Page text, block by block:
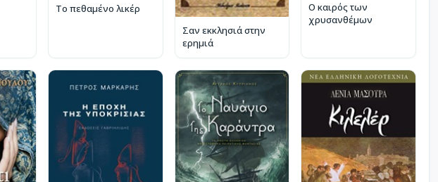
Το πεθαμένο λικέρ
Σαν εκκλησιά στην
ερημιά
Ο καιρός των
χρυσανθέμων